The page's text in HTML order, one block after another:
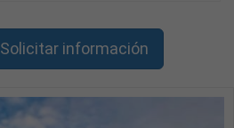
Solicitar información